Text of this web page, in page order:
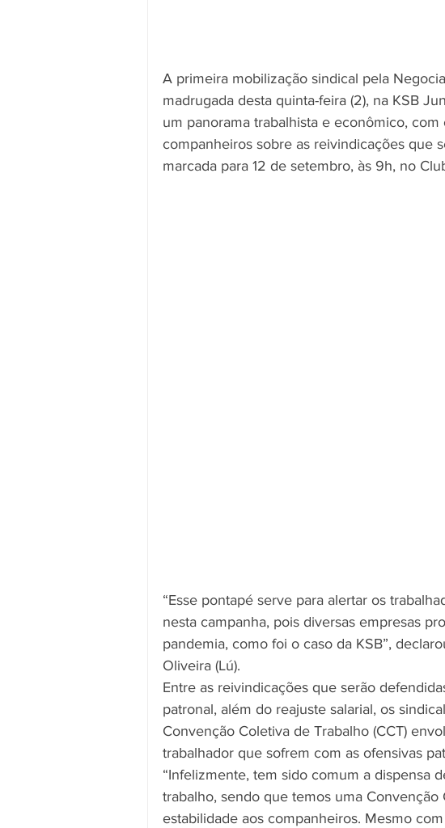
A primeira mobilização sindical pela
madrugada desta quinta-feira (2), na KSB
um panorama trabalhista e econômico,
companheiros sobre as reivindicações que
marcada para 12 de setembro, às 9h, no
“Esse pontapé serve para alertar os
nesta campanha, pois diversas empresas
pandemia, como foi o caso da KSB”,
Oliveira (Lú).
Entre as reivindicações que serão
patronal, além do reajuste salarial, os
Convenção Coletiva de Trabalho (CCT)
trabalhador que sofrem com as ofensivas
“Infelizmente, tem sido comum a dispensa
trabalho, sendo que temos uma
estabilidade aos companheiros. Mesmo